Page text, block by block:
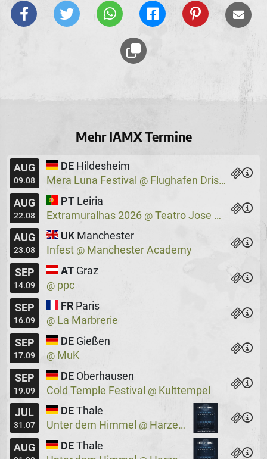
Mehr IAMX Termine
AUG
09.08
DE Hildesheim
Mera Luna Festival @ Flughafen Drispenstedt
AUG
22.08
PT Leiria
Extramuralhas 2026 @ Teatro Jose Lucio Da Silva
AUG
23.08
UK Manchester
Infest @ Manchester Academy
SEP
14.09
AT Graz
@ ppc
SEP
16.09
FR Paris
@ La Marbrerie
SEP
17.09
DE Gießen
@ MuK
SEP
19.09
DE Oberhausen
Cold Temple Festival @ Kulttempel
JUL
31.07
DE Thale
Unter dem Himmel @ Harzer Bergtheater
AUG
DE Thale